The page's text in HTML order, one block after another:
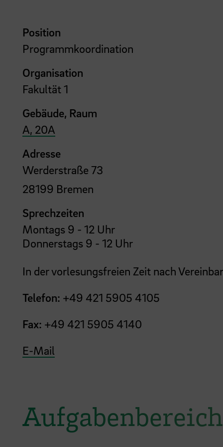
Position
Programmkoordination
Organisation
Fakultät 1
Gebäude, Raum
A, 20A
Adresse
Werderstraße 73
28199 Bremen
Sprechzeiten
Montags 9 - 12 Uhr
Donnerstags 9 - 12 Uhr
In der vorlesungsfreien Zeit nach
Telefon: +49 421 5905 4105
Fax: +49 421 5905 4140
E-Mail
Aufgabenbereich